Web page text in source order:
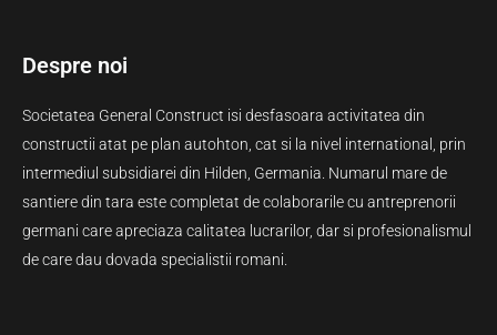
Despre noi
Societatea General Construct isi desfasoara activitatea din
constructii atat pe plan autohton, cat si la nivel international, prin
intermediul subsidiarei din Hilden, Germania. Numarul mare de
santiere din tara este completat de colaborarile cu antreprenorii
germani care apreciaza calitatea lucrarilor, dar si profesionalismul
de care dau dovada specialistii romani.